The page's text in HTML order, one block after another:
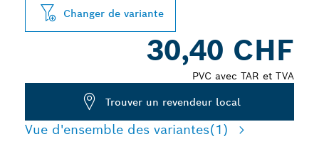
Changer de variante
30,40 CHF
PVC avec TAR et TVA
Trouver un revendeur local
Vue d'ensemble des variantes(1)